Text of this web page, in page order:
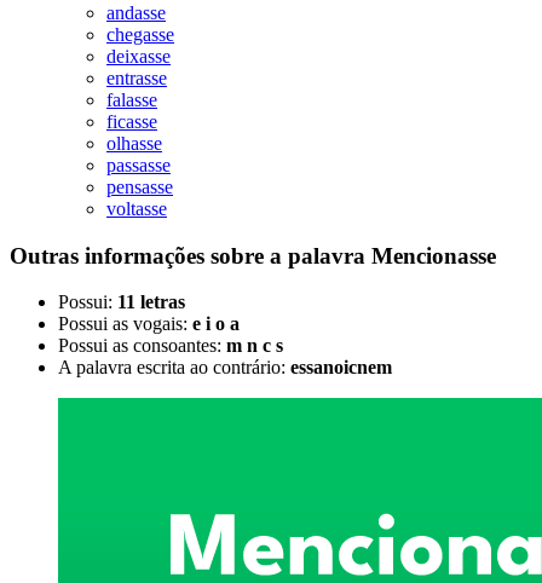
andasse
chegasse
deixasse
entrasse
falasse
ficasse
olhasse
passasse
pensasse
voltasse
Outras informações sobre a palavra Mencionasse
Possui: 11 letras
Possui as vogais: e i o a
Possui as consoantes: m n c s
A palavra escrita ao contrário: essanoicnem